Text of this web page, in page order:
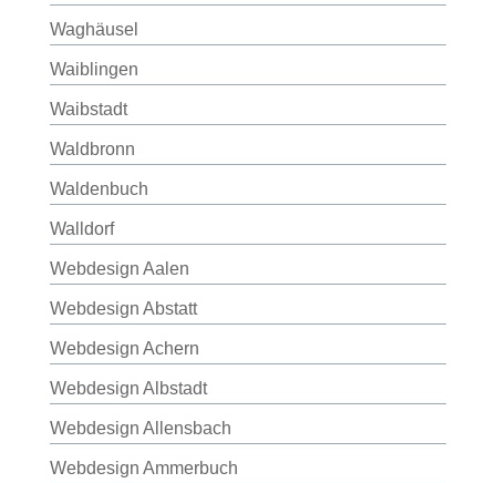
Waghäusel
Waiblingen
Waibstadt
Waldbronn
Waldenbuch
Walldorf
Webdesign Aalen
Webdesign Abstatt
Webdesign Achern
Webdesign Albstadt
Webdesign Allensbach
Webdesign Ammerbuch